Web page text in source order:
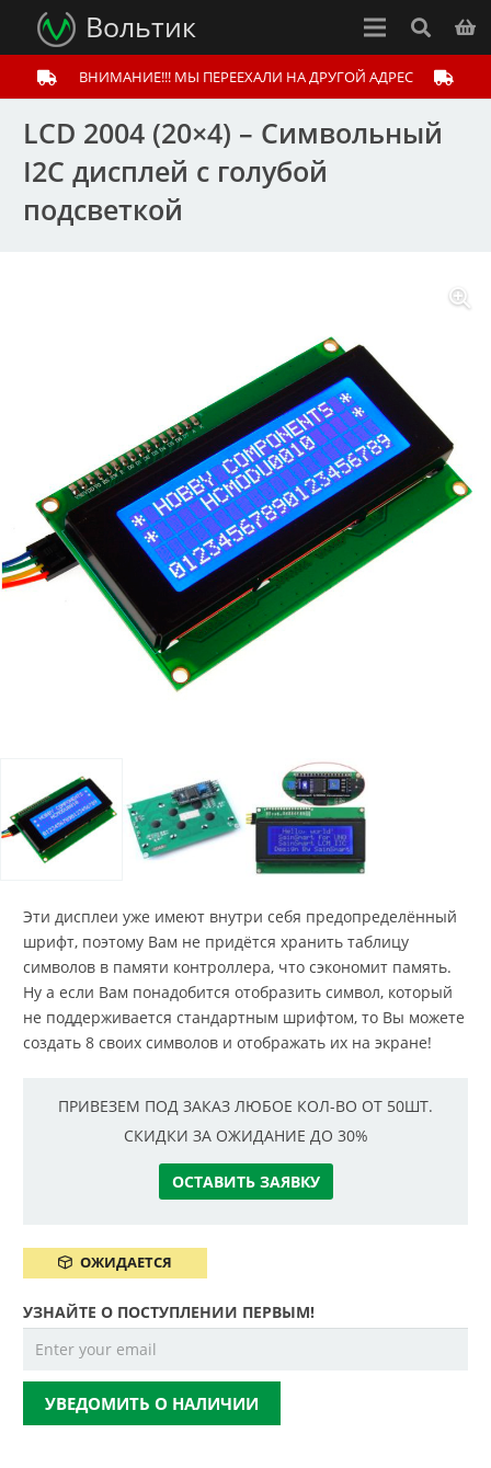
Вольтик
ВНИМАНИЕ!!! МЫ ПЕРЕЕХАЛИ НА ДРУГОЙ АДРЕС
LCD 2004 (20×4) – Символьный
I2C дисплей с голубой
подсветкой
Эти дисплеи уже имеют внутри себя предопределённый
шрифт, поэтому Вам не придётся хранить таблицу
символов в памяти контроллера, что сэкономит память.
Ну а если Вам понадобится отобразить символ, который
не поддерживается стандартным шрифтом, то Вы можете
создать 8 своих символов и отображать их на экране!
ПРИВЕЗЕМ ПОД ЗАКАЗ ЛЮБОЕ КОЛ-ВО ОТ 50ШТ.
СКИДКИ ЗА ОЖИДАНИЕ ДО 30%
ОСТАВИТЬ ЗАЯВКУ
ОЖИДАЕТСЯ
УЗНАЙТЕ О ПОСТУПЛЕНИИ ПЕРВЫМ!
УВЕДОМИТЬ О НАЛИЧИИ